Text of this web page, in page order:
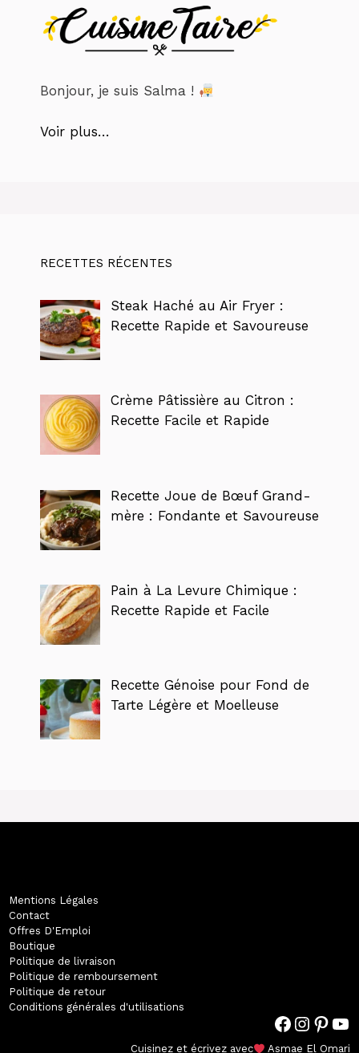
Bonjour, je suis Salma !
Voir plus…
RECETTES RÉCENTES
Steak Haché au Air Fryer :
Recette Rapide et Savoureuse
Crème Pâtissière au Citron :
Recette Facile et Rapide
Recette Joue de Bœuf Grand-
mère : Fondante et Savoureuse
Pain à La Levure Chimique :
Recette Rapide et Facile
Recette Génoise pour Fond de
Tarte Légère et Moelleuse
Mentions Légales
Contact
Offres D'Emploi
Boutique
Politique de livraison
Politique de remboursement
Politique de retour
Conditions générales d'utilisations
Facebook Instagram Pinterest #
Cuisinez et écrivez avec Asmae El Omari